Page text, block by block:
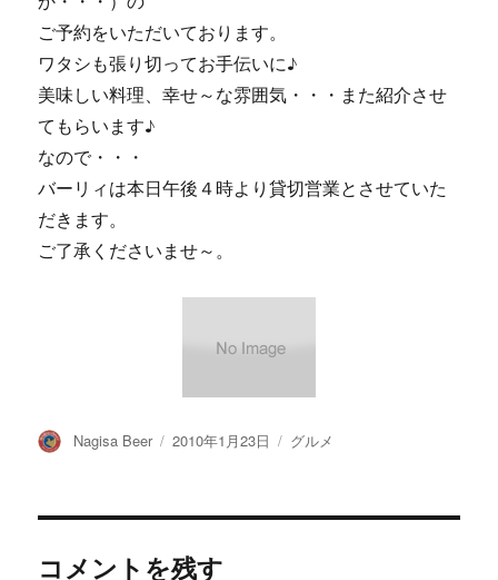
ご予約をいただいております。
ワタシも張り切ってお手伝いに♪
美味しい料理、幸せ～な雰囲気・・・また紹介させ
てもらいます♪
なので・・・
バーリィは本日午後４時より貸切営業とさせていた
だきます。
ご了承くださいませ～。
投
Nagisa Beer
投
2010年1月23日
カ
グルメ
コメントを残す